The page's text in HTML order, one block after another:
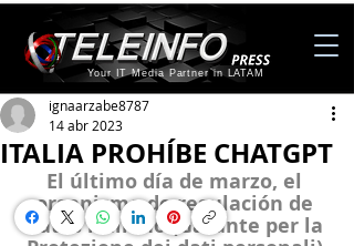
Your IT Media Partner in LATAM
ITALIA PROHÍBE CHATGPT
ignaarzabe8787
14 abr 2023
El último día de marzo, el
organismo de regulación de
datos italiano (Garante per la